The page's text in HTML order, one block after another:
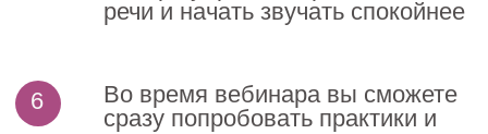
8000+ учеников —
когда-то боялись собственного голоса